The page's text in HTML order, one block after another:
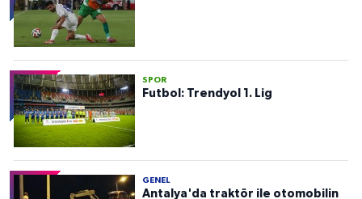
SPOR
Futbol: Trendyol 1. Lig
GENEL
Antalya'da traktör ile otomobilin